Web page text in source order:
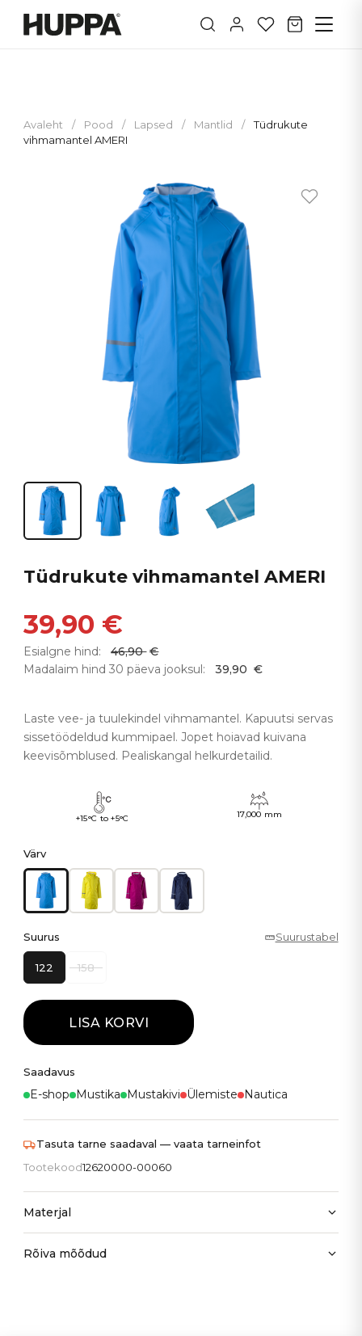
Avaleht / Pood / Lapsed / Mantlid /
Tüdrukute
vihmamantel AMERI
Tüdrukute vihmamantel AMERI
39,90 €
Esialgne hind: 46,90 €
Madalaim hind 30 päeva jooksul:
39,90 €
Laste vee- ja tuulekindel vihmamantel. Kapuutsi servas
sissetöödeldud kummipael. Jopet hoiavad kuivana
keevisõmblused. Pealiskangal helkurdetailid.
+15°C to +5°C 17,000 mm
Värv
Suurus Suurustabel
122 158
LISA KORVI
Saadavus
E-shop Mustika Mustakivi Ülemiste Nautica
Tasuta tarne saadaval — vaata tarneinfot
Tootekood12620000-00060
Materjal
Rõiva mõõdud